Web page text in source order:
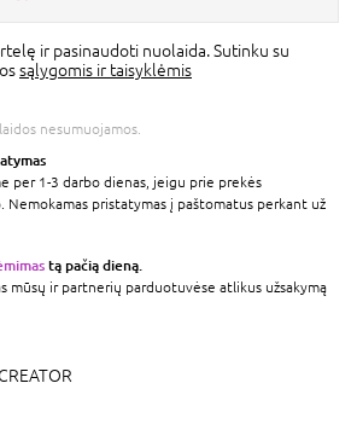
ir pasinaudoti nuolaida. Sutinku su
sąlygomis ir taisyklėmis
nesumuojamos.
per 1-3 darbo dienas, jeigu prie prekės
Nemokamas pristatymas į paštomatus perkant už
tą pačią dieną.
mūsų ir partnerių parduotuvėse atlikus užsakymą